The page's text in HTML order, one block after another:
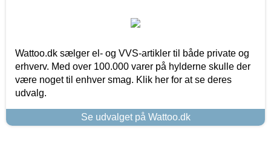
Wattoo.dk sælger el- og VVS-artikler til både private og
erhverv. Med over 100.000 varer på hylderne skulle der
være noget til enhver smag. Klik her for at se deres
udvalg.
Se udvalget på Wattoo.dk